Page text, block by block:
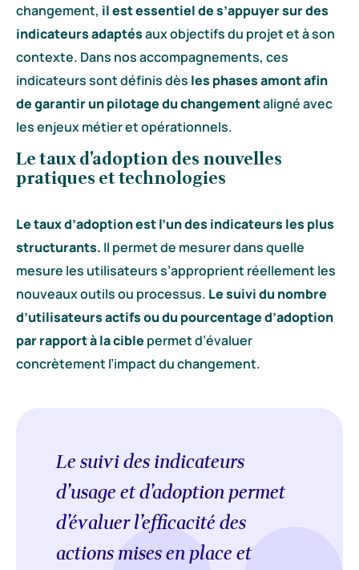
changement, il est essentiel de s’appuyer sur des
indicateurs adaptésaux objectifs du projet et à son
contexte. Dans nos accompagnements, ces
indicateurs sont définis dès les phases amont afin
de garantir un pilotage du changementaligné avec
les enjeux métier et opérationnels.
Le taux d’adoption des nouvelles
pratiques et technologies
Le taux d’adoptionest l’un des indicateurs les plus
structurants. Il permet de mesurer dans quelle
mesure les utilisateurs s’approprient réellement les
nouveaux outils ou processus. Le suivi du nombre
d’utilisateurs actifs ou du pourcentage d’adoption
par rapport à la cible permet d’évaluer
concrètement l’impact du changement.
Le suivi des indicateurs
d’usage et d’adoption permet
d’évaluer l’efficacité des
actions mises en place et